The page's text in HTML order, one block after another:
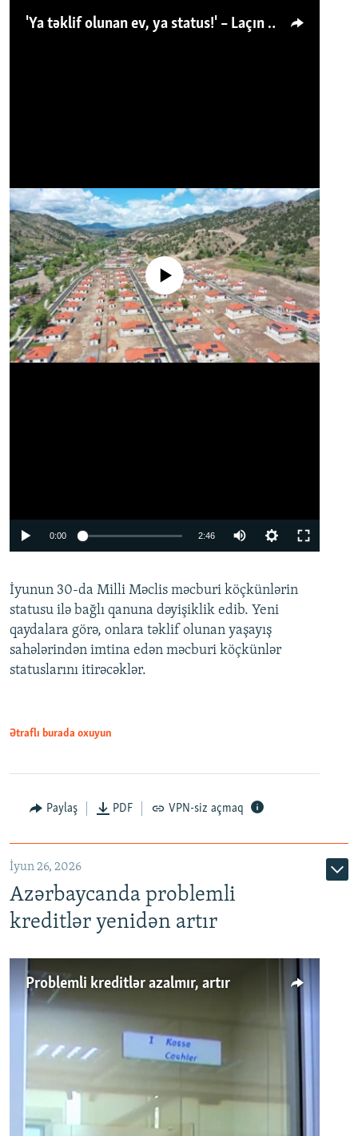
'Ya təklif olunan ev, ya status!' – Laçın köçkünü: 'Laçından başqa heç hara!'
Auto 240p 360p 480p
720p 1080p
No media source currently available
0:00 2:46
360p
480p
720p
İyunun 30-da Milli Məclis məcburi köçkünlərin
statusu ilə bağlı qanuna dəyişiklik edib. Yeni
qaydalara görə, onlara təklif olunan yaşayış
sahələrindən imtina edən məcburi köçkünlər
statuslarını itirəcəklər.
Ətraflı burada oxuyun
Paylaş PDF VPN-siz açmaq
İyun 26, 2026
Azərbaycanda problemli
kreditlər yenidən artır
Problemli kreditlər azalmır, artır